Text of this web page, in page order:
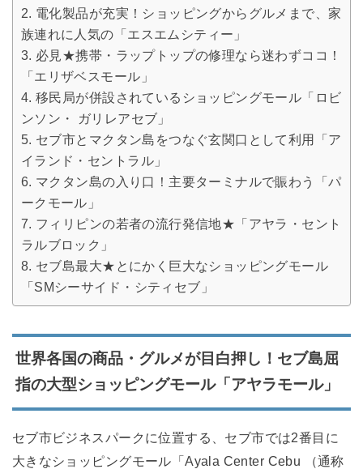
電化製品が充実！ショッピングからグルメまで、家
族連れに人気の「エスエムシティー」
必見★携帯・ラップトップの修理なら迷わずココ！
「エリザベスモール」
移民局が併設されているショッピングモール「ロビ
ンソン・ ガリレアセブ」
セブ市とマクタン島をつなぐ玄関口として利用「ア
イランド・セントラル」
マクタン島の入り口！主要ターミナルで賑わう「パ
ークモール」
フィリピンの若者の流行発信地★「アヤラ・セント
ラルブロック」
セブ島最大★とにかく巨大なショッピングモール
「SMシーサイド・シティセブ」
世界各国の商品・グルメが目白押し！セブ島屈
指の大型ショッピングモール「アヤラモール」
セブ市ビジネスパークに位置する、セブ市では2番目に
大きなショッピングモール「Ayala Center Cebu （通称